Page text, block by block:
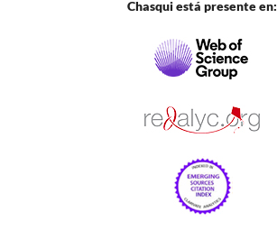
Chasqui está presente en: